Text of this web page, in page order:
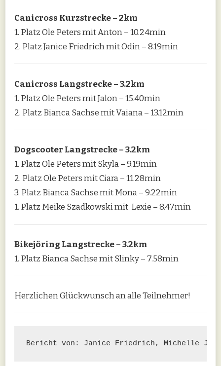
Canicross Kurzstrecke – 2km
1. Platz Ole Peters mit Anton – 10.24min
2. Platz Janice Friedrich mit Odin – 8.19min
Canicross Langstrecke – 3.2km
1. Platz Ole Peters mit Jalon – 15.40min
2. Platz Bianca Sachse mit Vaiana – 13.12min
Dogscooter Langstrecke – 3.2km
1. Platz Ole Peters mit Skyla – 9.19min
2. Platz Ole Peters mit Ciara – 11.28min
3. Platz Bianca Sachse mit Mona – 9.22min
1. Platz Meike Szadkowski mit Lexie – 8.47min
Bikejöring Langstrecke – 3.2km
1. Platz Bianca Sachse mit Slinky – 7.58min
Herzlichen Glückwunsch an alle Teilnehmer!
Bericht von: Janice Friedrich, Michelle